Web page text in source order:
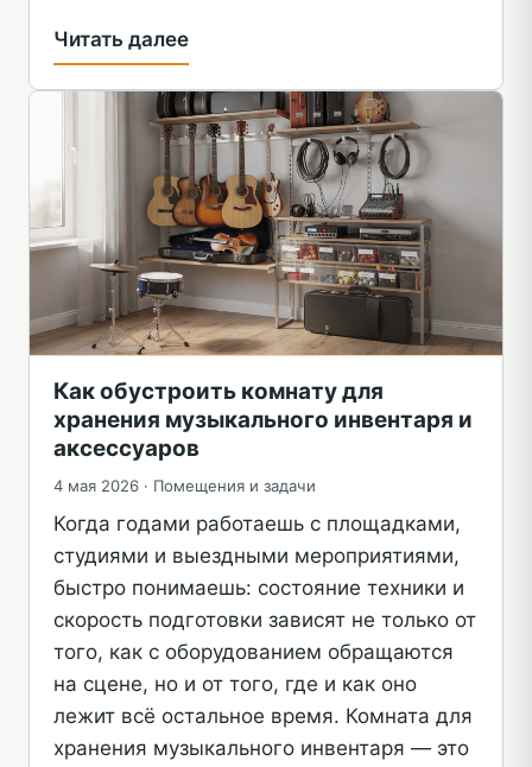
Читать далее
Как обустроить комнату для
хранения музыкального инвентаря и
аксессуаров
4 мая 2026 · Помещения и задачи
Когда годами работаешь с площадками,
студиями и выездными мероприятиями,
быстро понимаешь: состояние техники и
скорость подготовки зависят не только от
того, как с оборудованием обращаются
на сцене, но и от того, где и как оно
лежит всё остальное время. Комната для
хранения музыкального инвентаря — это